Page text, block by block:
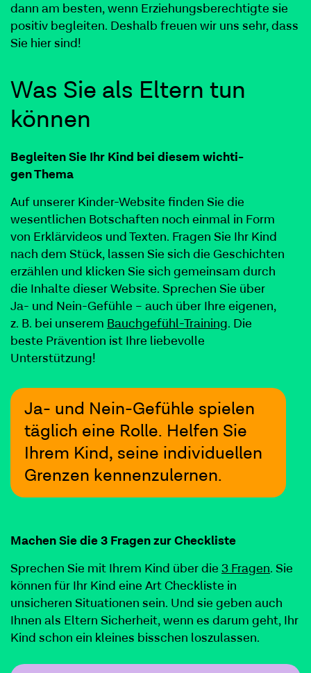
dann am besten, wenn Erziehungs­berechtigte sie
pos­i­tiv begleiten. Deshalb freuen wir uns sehr, dass
Sie hier sind!
Was Sie als Eltern tun
können
Begleit­en Sie Ihr Kind bei diesem wichti­
gen Thema
Auf unser­er Kinder-Web­site find­en Sie die
wesentlichen Botschaften noch ein­mal in Form
von Erk­lärvideos und Tex­ten. Fra­gen Sie Ihr Kind
nach dem Stück, lassen Sie sich die Geschicht­en
erzählen und klick­en Sie sich gemein­sam durch
die Inhalte dieser Web­site. Sprechen Sie über
Ja- und Nein-Gefüh­le – auch über Ihre eige­nen,
z. B. bei unserem Bauchge­fühl-Train­ing. Die
beste Präven­tion ist Ihre liebevolle
Unterstützung!
Ja- und Nein-Gefüh­le spie­len
täglich eine Rolle. Helfen Sie
Ihrem Kind, seine indi­vidu­ellen
Gren­zen kennenzulernen.
Machen Sie die3 Fra­gen zurCheck­liste
Sprechen Sie mit Ihrem Kind über die 3 Fra­gen. Sie
kön­nen für Ihr Kind eine Art Check­liste in
unsicheren Sit­u­a­tio­nen sein. Und sie geben auch
Ihnen als Eltern Sicher­heit, wenn es darum geht, Ihr
Kind schon ein kleines biss­chen loszulassen.